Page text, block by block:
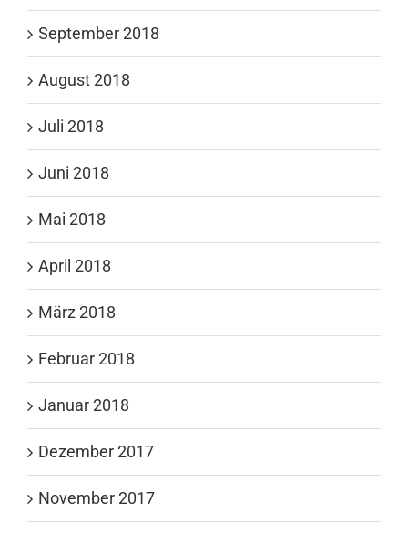
September 2018
August 2018
Juli 2018
Juni 2018
Mai 2018
April 2018
März 2018
Februar 2018
Januar 2018
Dezember 2017
November 2017